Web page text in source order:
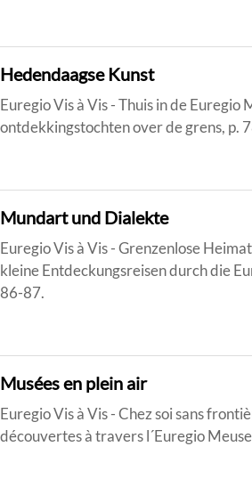
Hedendaagse Kunst
Euregio Vis à Vis - Thuis in de Euregio
ontdekkingstochten over de grens, p.
Mundart und Dialekte
Euregio Vis à Vis - Grenzenlose
kleine Entdeckungsreisen durch die
86-87.
Musées en plein air
Euregio Vis à Vis - Chez soi sans
découvertes à travers l´Euregio